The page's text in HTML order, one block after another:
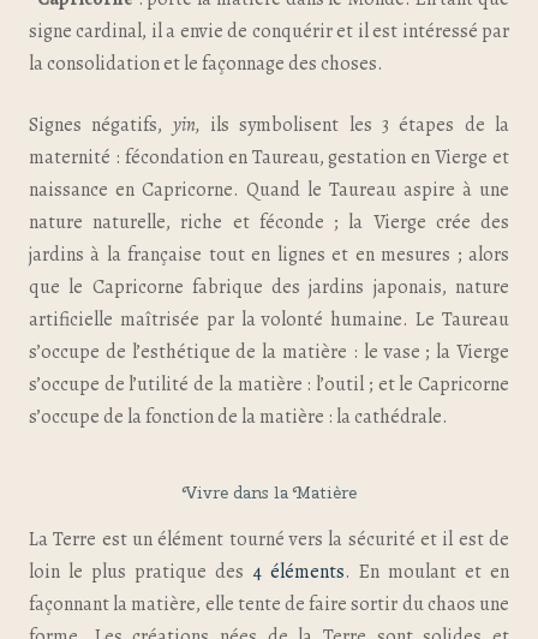
signe cardinal, il a envie de conquérir et il est intéressé par
la consolidation et le façonnage des choses.
Signes négatifs, yin, ils symbolisent les 3 étapes de la
maternité : fécondation en Taureau, gestation en Vierge et
naissance en Capricorne. Quand le Taureau aspire à une
nature naturelle, riche et féconde ; la Vierge crée des
jardins à la française tout en lignes et en mesures ; alors
que le Capricorne fabrique des jardins japonais, nature
artificielle maîtrisée par la volonté humaine. Le Taureau
s’occupe de l’esthétique de la matière : le vase ; la Vierge
s’occupe de l’utilité de la matière : l’outil ; et le Capricorne
s’occupe de la fonction de la matière : la cathédrale.
Vivre dans la Matière
La Terre est un élément tourné vers la sécurité et il est de
loin le plus pratique des 4 éléments. En moulant et en
façonnant la matière, elle tente de faire sortir du chaos une